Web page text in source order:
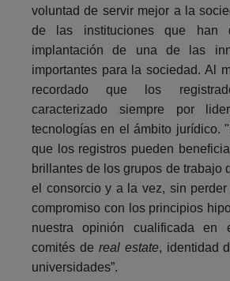
voluntad de servir mejor a la
de las instituciones que han
implantación de una de las
importantes para la sociedad. Al
recordado que los
caracterizado siempre por
tecnologías en el ámbito jurídico.
que los registros pueden
brillantes de los grupos de trabajo
el consorcio y a la vez, sin
compromiso con los principios
nuestra opinión cualificada
comités de real estate, identidad
universidades”.